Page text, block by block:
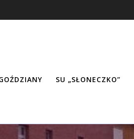
SU „SŁONECZKO”